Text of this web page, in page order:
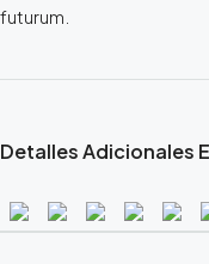
futurum.
Detalles Adicionales